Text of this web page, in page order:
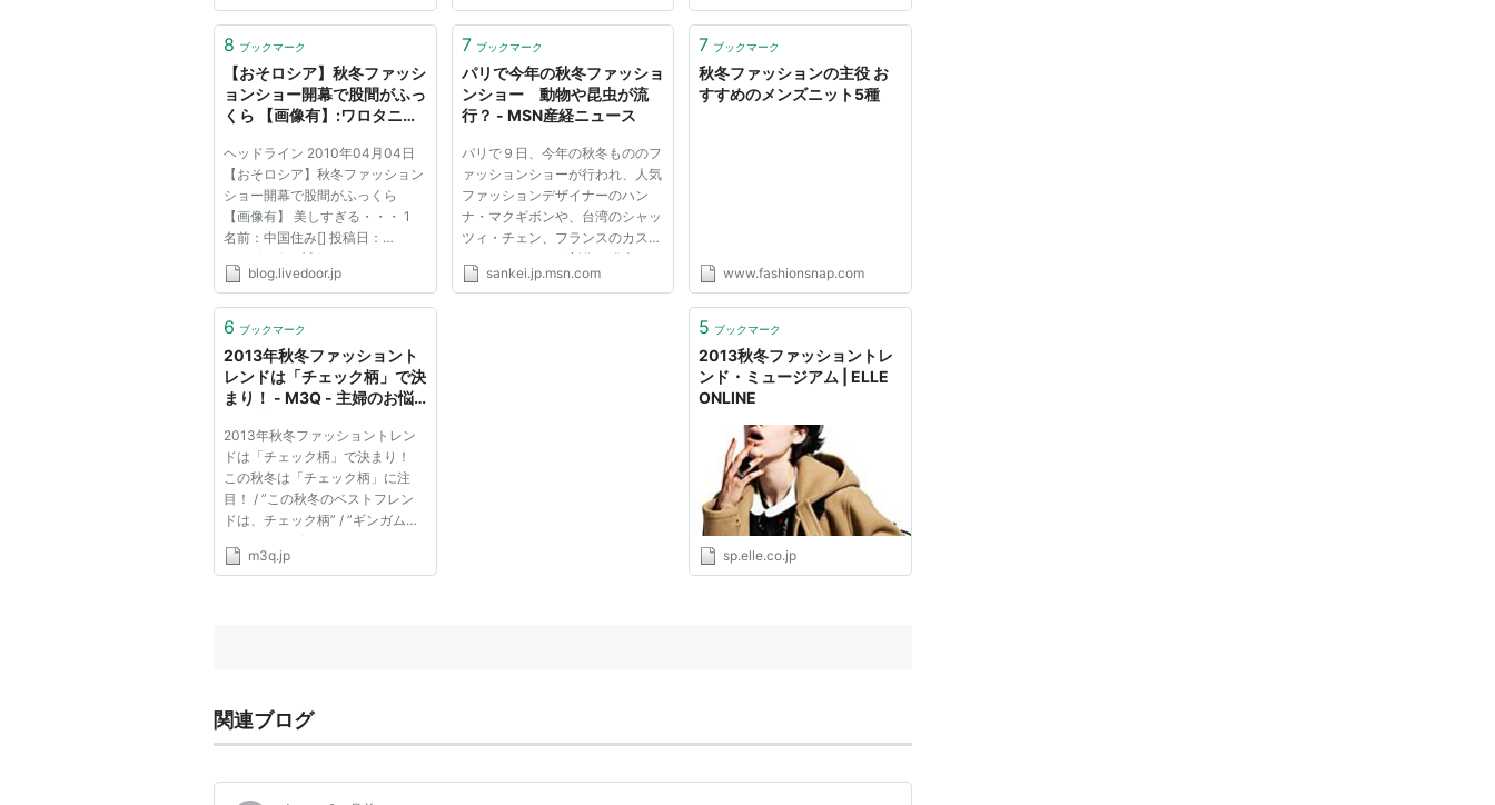
8 ブックマーク
【おそロシア】秋冬ファッシ
ョンショー開幕で股間がふっ
くら 【画像有】:ワロタニッ
ヘッドライン 2010年04月04日
【おそロシア】秋冬ファッション
ショー開幕で股間がふっくら
【画像有】 美しすぎる・・・ 1
名前：中国住み[] 投稿日：
2010/04/03(土) 21:32:41.76
ID:FoKYHo8c 4月1日、ロシアの
中心で、 2010/2011秋冬ファッ
http://fashio...
blog.livedoor.jp
7 ブックマーク
パリで今年の秋冬ファッショ
ンショー 動物や昆虫が流
行？ - MSN産経ニュース
パリで９日、今年の秋冬もののフ
ァッションショーが行われ、人気
ファッションデザイナーのハン
ナ・マクギボンや、台湾のシャッ
ツィ・チェン、フランスのカステ
ルバジャックらが新作を発表し
た。 とりわけ、カステルバジャ
sankei.jp.msn.com
7 ブックマーク
秋冬ファッションの主役 お
すすめのメンズニット5種
www.fashionsnap.com
6 ブックマーク
2013年秋冬ファッショント
レンドは「チェック柄」で決
まり！ - M3Q - 主婦のお悩
2013年秋冬ファッショントレン
ドは「チェック柄」で決まり！
この秋冬は「チェック柄」に注
目！ / ”この秋冬のベストフレン
ドは、チェック柄” / ”ギンガム、
ョン豊...他...全18件
m3q.jp
5 ブックマーク
2013秋冬ファッショントレ
ンド・ミュージアム | ELLE
ONLINE
sp.elle.co.jp
関連ブログ